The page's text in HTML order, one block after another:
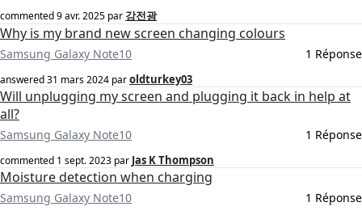
commented9 avr. 2025 par 강전광
Why is my brand new screen changing colours
Samsung Galaxy Note10 1 Réponse
answered31 mars 2024 paroldturkey03
Will unplugging my screen and plugging it back in help at
all?
Samsung Galaxy Note10 1 Réponse
commented 1 sept. 2023 par Jas K Thompson
Moisture detection when charging
Samsung Galaxy Note10 1 Réponse